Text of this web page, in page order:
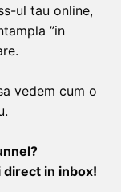
ul tau online,
”in
vedem cum o
in inbox!